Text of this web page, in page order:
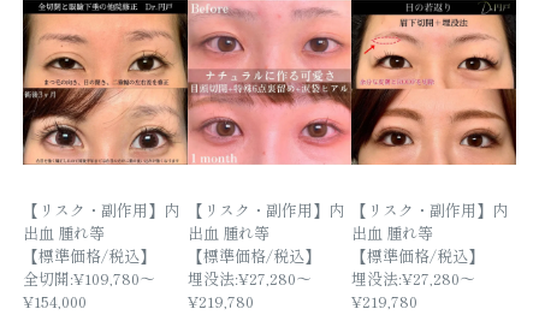
【リスク・副作用】内
出血 腫れ等
【標準価格/税込】
全切開:¥109,780～
¥154,000
【リスク・副作用】内
出血 腫れ等
【標準価格/税込】
埋没法:¥27,280～
¥219,780
【リスク・副作用】内
出血 腫れ等
【標準価格/税込】
埋没法:¥27,280～
¥219,780